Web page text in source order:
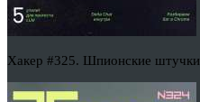
Хакер #325. Шпионские штучки